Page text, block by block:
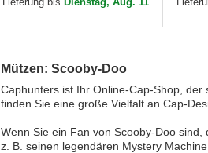
Mützen: Scooby-Doo
Caphunters ist Ihr Online-Cap-Shop,
finden Sie eine große Vielfalt an Cap-
Wenn Sie ein Fan von Scooby-Doo
z. B. seinen legendären Mystery